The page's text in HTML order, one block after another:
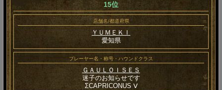
15位
店舗名/都道府県
ＹＵＭＥＫＩ
愛知県
プレーヤー名・称号・ハウンドクラス
ＧＡＵＬＯＩＳＥＳ
迷子のお知らせです
ΣCAPRICONUS Ⅴ